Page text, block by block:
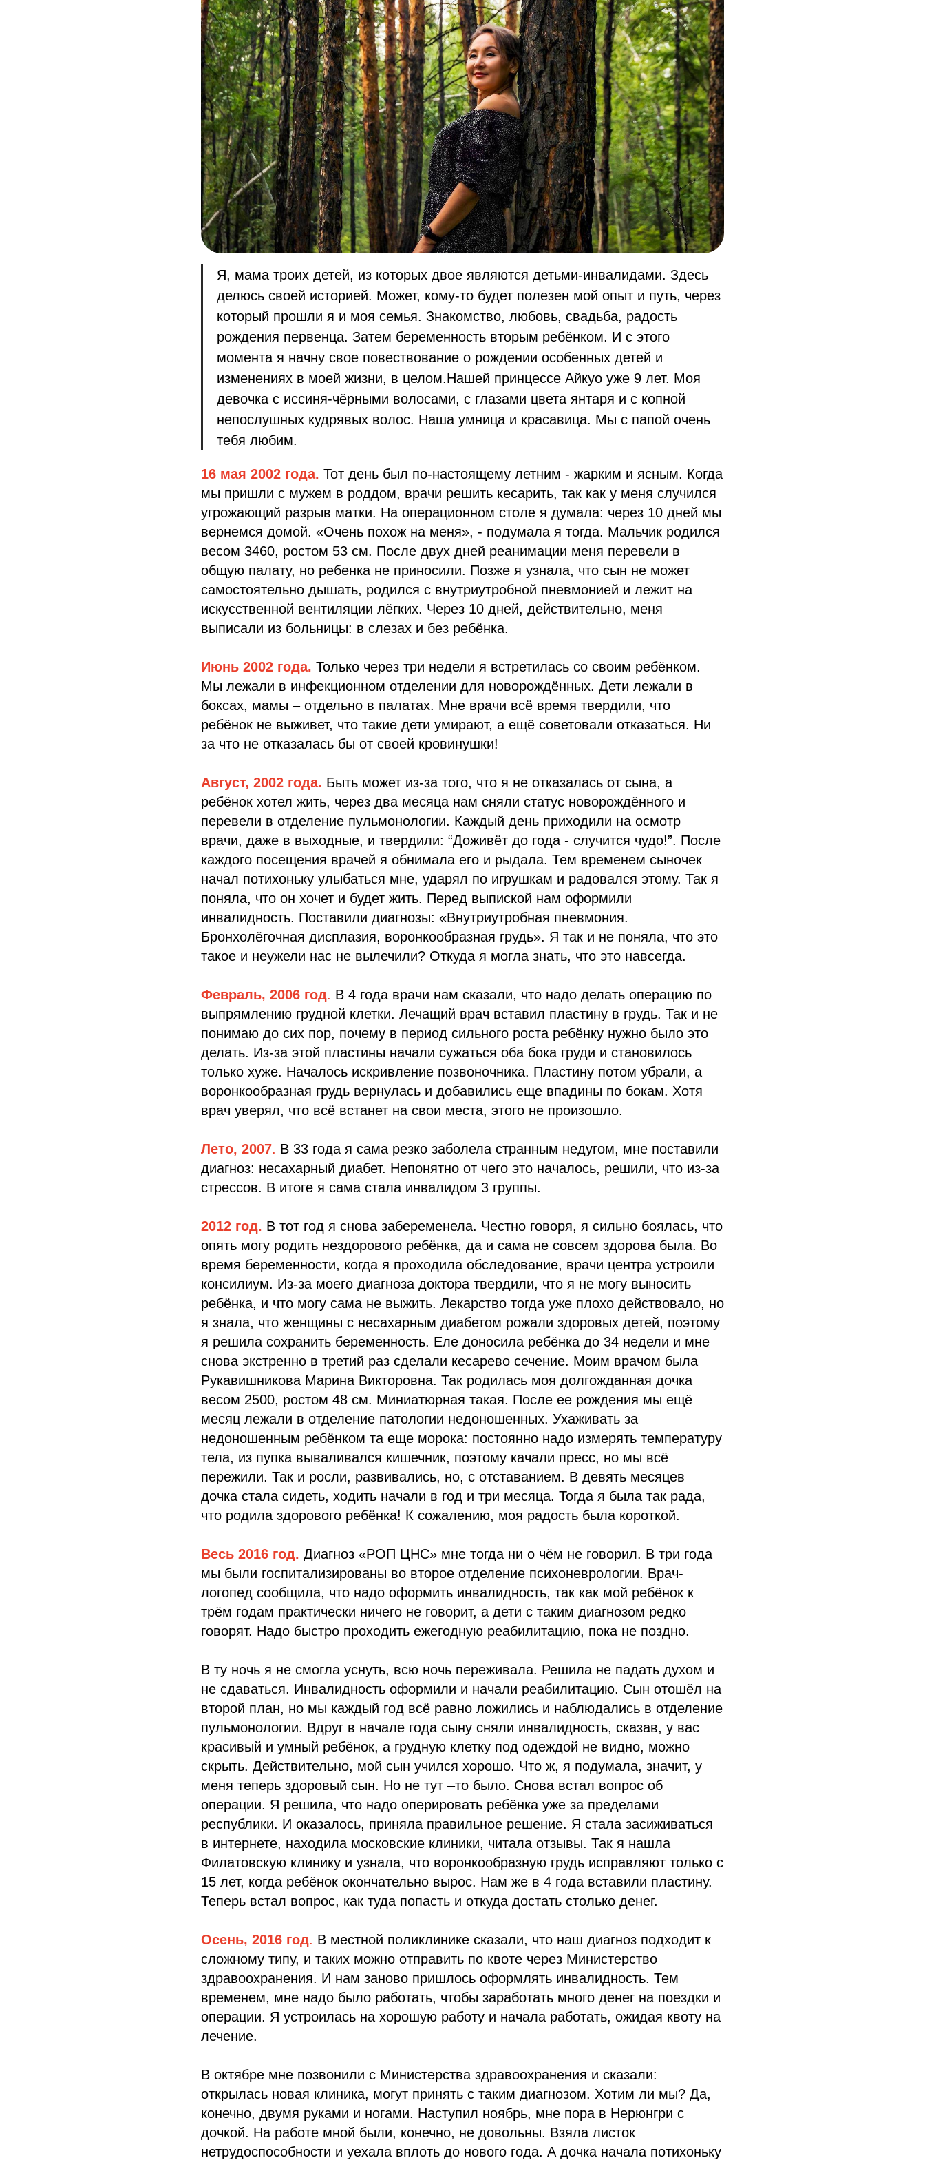
Я, мама троих детей, из которых двое являются детьми-инвалидами. Здесь
делюсь своей историей. Может, кому-то будет полезен мой опыт и путь, через
который прошли я и моя семья. Знакомство, любовь, свадьба, радость
рождения первенца. Затем беременность вторым ребёнком. И с этого
момента я начну свое повествование о рождении особенных детей и
изменениях в моей жизни, в целом.Нашей принцессе Айкуо уже 9 лет. Моя
девочка с иссиня-чёрными волосами, с глазами цвета янтаря и с копной
непослушных кудрявых волос. Наша умница и красавица. Мы с папой очень
тебя любим.
16 мая 2002 года. Тот день был по-настоящему летним - жарким и ясным. Когда
мы пришли с мужем в роддом, врачи решить кесарить, так как у меня случился
угрожающий разрыв матки. На операционном столе я думала: через 10 дней мы
вернемся домой. «Очень похож на меня», - подумала я тогда. Мальчик родился
весом 3460, ростом 53 см. После двух дней реанимации меня перевели в
общую палату, но ребенка не приносили. Позже я узнала, что сын не может
самостоятельно дышать, родился с внутриутробной пневмонией и лежит на
искусственной вентиляции лёгких. Через 10 дней, действительно, меня
выписали из больницы: в слезах и без ребёнка.
Июнь 2002 года. Только через три недели я встретилась со своим ребёнком.
Мы лежали в инфекционном отделении для новорождённых. Дети лежали в
боксах, мамы – отдельно в палатах. Мне врачи всё время твердили, что
ребёнок не выживет, что такие дети умирают, а ещё советовали отказаться. Ни
за что не отказалась бы от своей кровинушки!
Август, 2002 года. Быть может из-за того, что я не отказалась от сына, а
ребёнок хотел жить, через два месяца нам сняли статус новорождённого и
перевели в отделение пульмонологии. Каждый день приходили на осмотр
врачи, даже в выходные, и твердили: “Доживёт до года - случится чудо!”. После
каждого посещения врачей я обнимала его и рыдала. Тем временем сыночек
начал потихоньку улыбаться мне, ударял по игрушкам и радовался этому. Так я
поняла, что он хочет и будет жить. Перед выпиской нам оформили
инвалидность. Поставили диагнозы: «Внутриутробная пневмония.
Бронхолёгочная дисплазия, воронкообразная грудь». Я так и не поняла, что это
такое и неужели нас не вылечили? Откуда я могла знать, что это навсегда.
Февраль, 2006 год. В 4 года врачи нам сказали, что надо делать операцию по
выпрямлению грудной клетки. Лечащий врач вставил пластину в грудь. Так и не
понимаю до сих пор, почему в период сильного роста ребёнку нужно было это
делать. Из-за этой пластины начали сужаться оба бока груди и становилось
только хуже. Началось искривление позвоночника. Пластину потом убрали, а
воронкообразная грудь вернулась и добавились еще впадины по бокам. Хотя
врач уверял, что всё встанет на свои места, этого не произошло.
Лето, 2007. В 33 года я сама резко заболела странным недугом, мне поставили
диагноз: несахарный диабет. Непонятно от чего это началось, решили, что из-за
стрессов. В итоге я сама стала инвалидом 3 группы.
2012 год. В тот год я снова забеременела. Честно говоря, я сильно боялась, что
опять могу родить нездорового ребёнка, да и сама не совсем здорова была. Во
время беременности, когда я проходила обследование, врачи центра устроили
консилиум. Из-за моего диагноза доктора твердили, что я не могу выносить
ребёнка, и что могу сама не выжить. Лекарство тогда уже плохо действовало, но
я знала, что женщины с несахарным диабетом рожали здоровых детей, поэтому
я решила сохранить беременность. Еле доносила ребёнка до 34 недели и мне
снова экстренно в третий раз сделали кесарево сечение. Моим врачом была
Рукавишникова Марина Викторовна. Так родилась моя долгожданная дочка
весом 2500, ростом 48 см. Миниатюрная такая. После ее рождения мы ещё
месяц лежали в отделение патологии недоношенных. Ухаживать за
недоношенным ребёнком та еще морока: постоянно надо измерять температуру
тела, из пупка вываливался кишечник, поэтому качали пресс, но мы всё
пережили. Так и росли, развивались, но, с отставанием. В девять месяцев
дочка стала сидеть, ходить начали в год и три месяца. Тогда я была так рада,
что родила здорового ребёнка! К сожалению, моя радость была короткой.
Весь 2016 год. Диагноз «РОП ЦНС» мне тогда ни о чём не говорил. В три года
мы были госпитализированы во второе отделение психоневрологии. Врач-
логопед сообщила, что надо оформить инвалидность, так как мой ребёнок к
трём годам практически ничего не говорит, а дети с таким диагнозом редко
говорят. Надо быстро проходить ежегодную реабилитацию, пока не поздно.
В ту ночь я не смогла уснуть, всю ночь переживала. Решила не падать духом и
не сдаваться. Инвалидность оформили и начали реабилитацию. Сын отошёл на
второй план, но мы каждый год всё равно ложились и наблюдались в отделение
пульмонологии. Вдруг в начале года сыну сняли инвалидность, сказав, у вас
красивый и умный ребёнок, а грудную клетку под одеждой не видно, можно
скрыть. Действительно, мой сын учился хорошо. Что ж, я подумала, значит, у
меня теперь здоровый сын. Но не тут –то было. Снова встал вопрос об
операции. Я решила, что надо оперировать ребёнка уже за пределами
республики. И оказалось, приняла правильное решение. Я стала засиживаться
в интернете, находила московские клиники, читала отзывы. Так я нашла
Филатовскую клинику и узнала, что воронкообразную грудь исправляют только с
15 лет, когда ребёнок окончательно вырос. Нам же в 4 года вставили пластину.
Теперь встал вопрос, как туда попасть и откуда достать столько денег.
Осень, 2016 год. В местной поликлинике сказали, что наш диагноз подходит к
сложному типу, и таких можно отправить по квоте через Министерство
здравоохранения. И нам заново пришлось оформлять инвалидность. Тем
временем, мне надо было работать, чтобы заработать много денег на поездки и
операции. Я устроилась на хорошую работу и начала работать, ожидая квоту на
лечение.
В октябре мне позвонили с Министерства здравоохранения и сказали:
открылась новая клиника, могут принять с таким диагнозом. Хотим ли мы? Да,
конечно, двумя руками и ногами. Наступил ноябрь, мне пора в Нерюнгри с
дочкой. На работе мной были, конечно, не довольны. Взяла листок
нетрудоспособности и уехала вплоть до нового года. А дочка начала потихоньку